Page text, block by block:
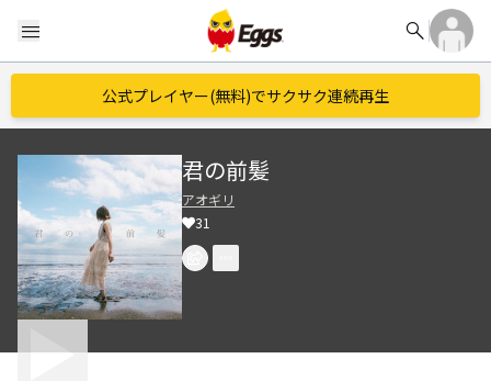
menu search
公式プレイヤー(無料)でサクサク連続再生
君の前髪
アオギリ
31